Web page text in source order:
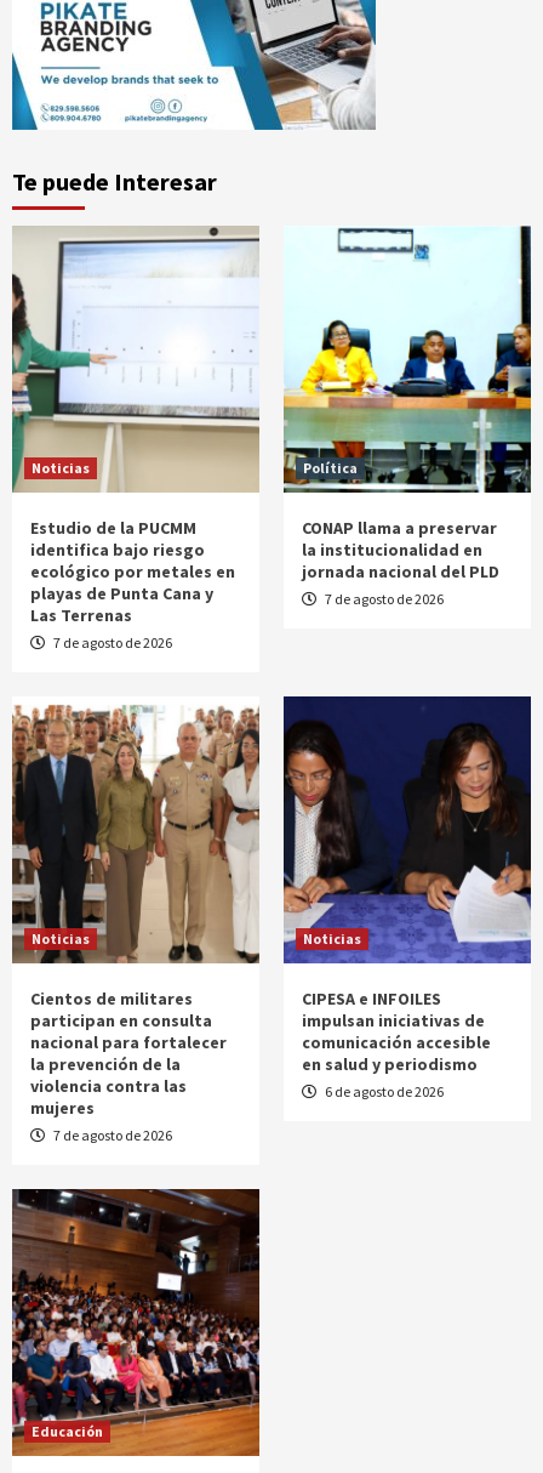
Te puede Interesar
Noticias
Estudio de la PUCMM
identifica bajo riesgo
ecológico por metales en
playas de Punta Cana y
Las Terrenas
7 de agosto de 2026
Política
CONAP llama a preservar
la institucionalidad en
jornada nacional del PLD
7 de agosto de 2026
Noticias
Cientos de militares
participan en consulta
nacional para fortalecer
la prevención de la
violencia contra las
mujeres
7 de agosto de 2026
Noticias
CIPESA e INFOILES
impulsan iniciativas de
comunicación accesible
en salud y periodismo
6 de agosto de 2026
Educación